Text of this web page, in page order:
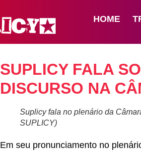
HOME
SUPLICY FALA
DISCURSO NA
Suplicy fala no plenário da
SUPLICY)
Em seu pronunciamento no